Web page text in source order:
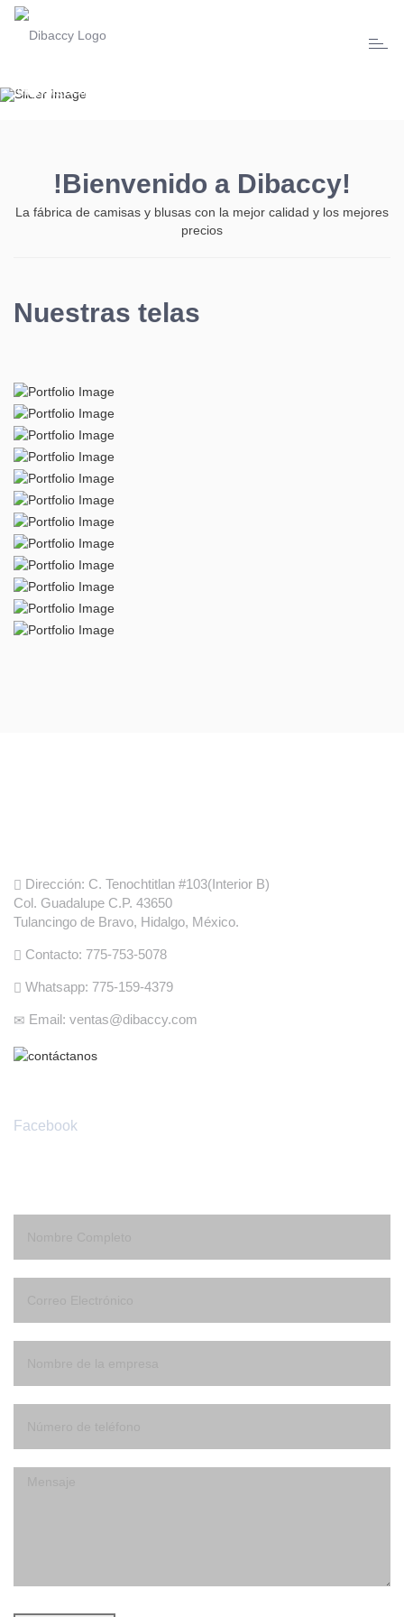
MEJORES DISEÑOS!
telas atractivo
VER DISEÑOS VER CATÁLOGO DE TELAS
!Bienvenido a Dibaccy!
La fábrica de camisas y blusas con la mejor calidad y los mejores
precios
Nuestras telas
Dirección: C. Tenochtitlan #103(Interior B)
Col. Guadalupe C.P. 43650
Tulancingo de Bravo, Hidalgo, México.
Contacto: 775-753-5078
Whatsapp: 775-159-4379
Email: ventas@dibaccy.com
Facebook